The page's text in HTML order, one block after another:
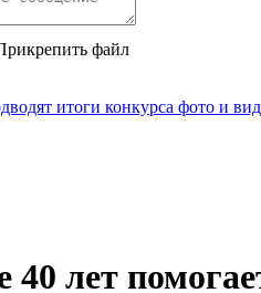
файл
итоги конкурса фото и
40 лет